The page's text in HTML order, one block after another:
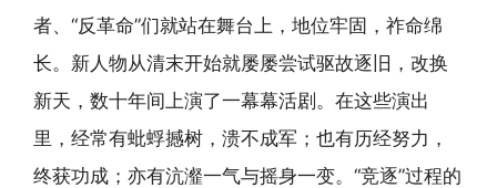
者、“反革命”们就站在舞台上，地位牢固，祚命绵
长。新人物从清末开始就屡屡尝试驱故逐旧，改换
新天，数十年间上演了一幕幕活剧。在这些演出
里，经常有蚍蜉撼树，溃不成军；也有历经努力，
终获功成；亦有沆瀣一气与摇身一变。“竞逐”过程的